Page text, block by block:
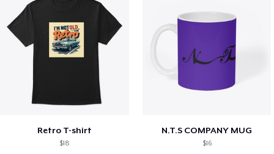
Retro T-shirt
$18
N.T.S COMPANY MUG
$16